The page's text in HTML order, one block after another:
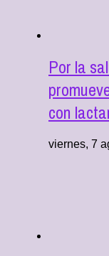
Por la
con
viernes, 7